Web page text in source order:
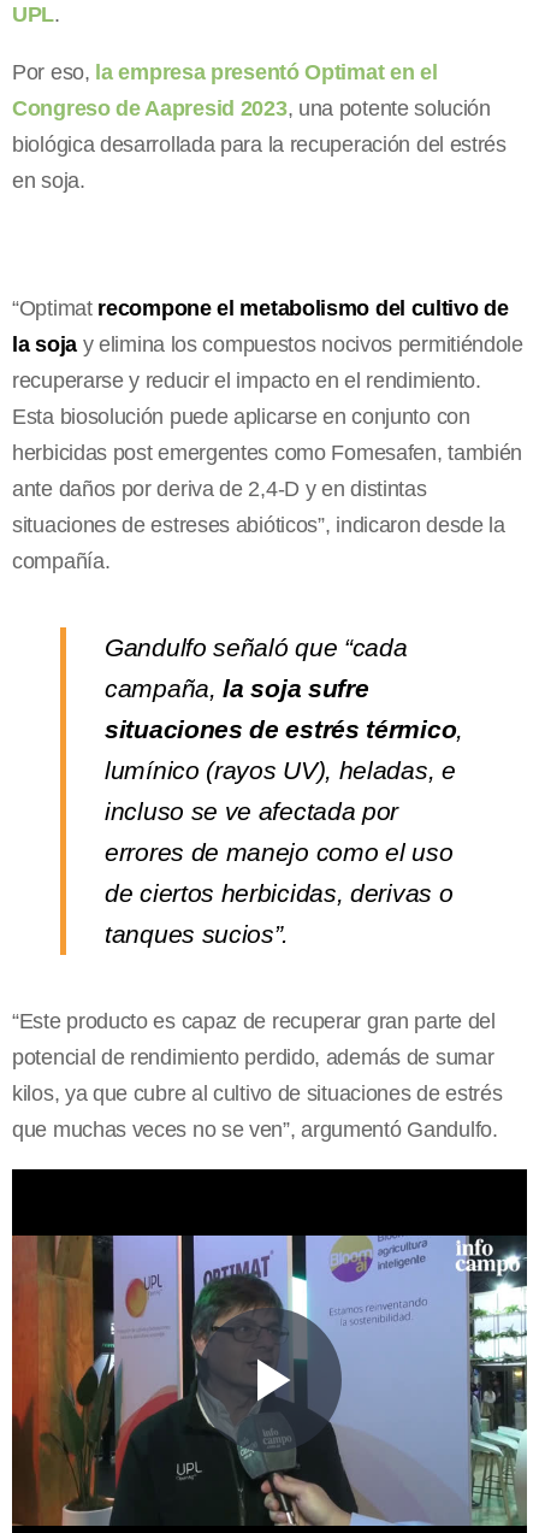
UPL.
Por eso, la empresa presentó Optimat en el
Congreso de Aapresid 2023, una potente solución
biológica desarrollada para la recuperación del estrés
en soja.
“Optimat recompone el metabolismo del cultivo de
la sojay elimina los compuestos nocivos permitiéndole
recuperarse y reducir el impacto en el rendimiento.
Esta biosolución puede aplicarse en conjunto con
herbicidas post emergentes como Fomesafen, también
ante daños por deriva de 2,4-D y en distintas
situaciones de estreses abióticos”, indicaron desde la
compañía.
Gandulfo señaló que “cada
campaña, la soja sufre
situaciones de estrés térmico,
lumínico (rayos UV), heladas, e
incluso se ve afectada por
errores de manejo como el uso
de ciertos herbicidas, derivas o
tanques sucios”.
“Este producto es capaz de recuperar gran parte del
potencial de rendimiento perdido, además de sumar
kilos, ya que cubre al cultivo de situaciones de estrés
que muchas veces no se ven”, argumentó Gandulfo.